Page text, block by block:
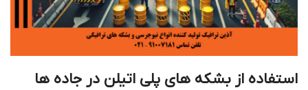
استفاده از بشکه های پلی اتیلن در جاده ها